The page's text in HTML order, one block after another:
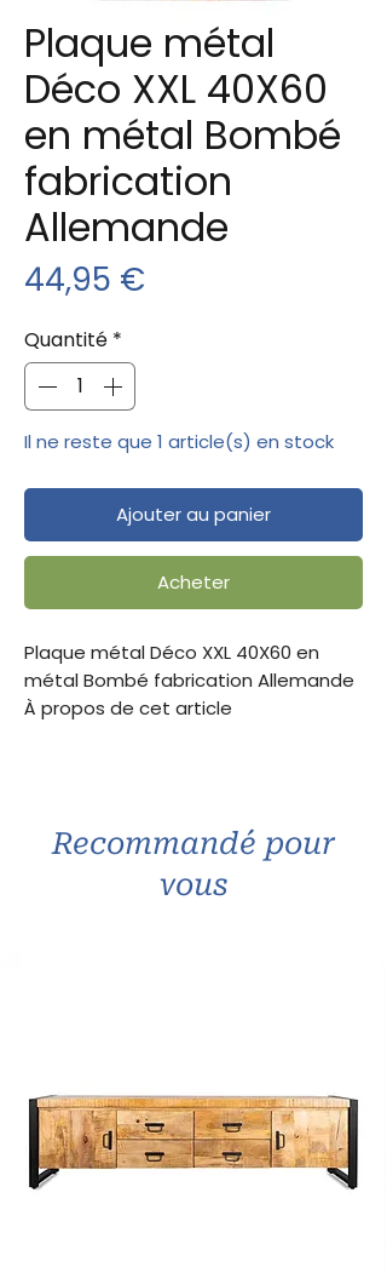
Plaque métal
Déco XXL 40X60
en métal Bombé
fabrication
Allemande
44,95 €
Quantité *
Il ne reste que 1 article(s) en stock
Ajouter au panier
Acheter
Plaque métal Déco XXL 40X60 en
métal Bombé fabrication Allemande
À propos de cet article
fiation murale
Idéal pour décorer votre intérieur
Recommandé pour
vous